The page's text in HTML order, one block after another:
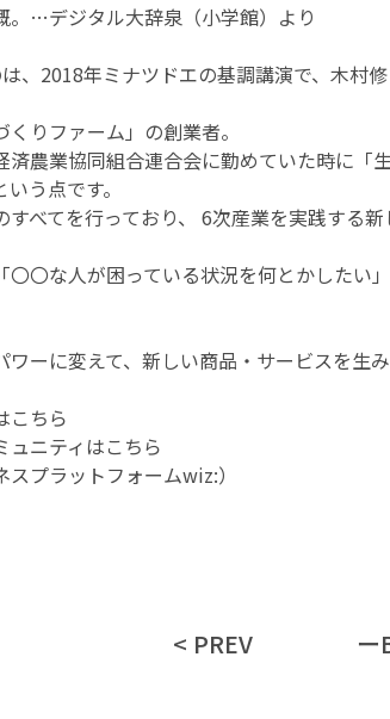
。…デジタル大辞泉（小学館）より
、 2018年ミナツドエの基調講演で、木村
りファーム」の創業者。
農業協同組合連合会に勤めていた時に
う点です。
べてを行っており、 6次産業を実践する
〇〇な人が困っている状況を何とかしたい
ワーに変えて、新しい商品・サービスを生
こちら
ニティはこちら
スプラットフォームwiz:）
< PREV ー